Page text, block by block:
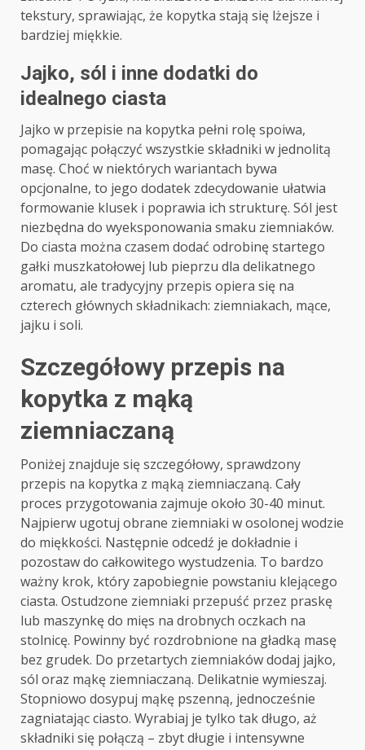
tekstury, sprawiając, że kopytka stają się lżejsze i
bardziej miękkie.
Jajko, sól i inne dodatki do
idealnego ciasta
Jajko w przepisie na kopytka pełni rolę spoiwa,
pomagając połączyć wszystkie składniki w jednolitą
masę. Choć w niektórych wariantach bywa
opcjonalne, to jego dodatek zdecydowanie ułatwia
formowanie klusek i poprawia ich strukturę. Sól jest
niezbędna do wyeksponowania smaku ziemniaków.
Do ciasta można czasem dodać odrobinę startego
gałki muszkatołowej lub pieprzu dla delikatnego
aromatu, ale tradycyjny przepis opiera się na
czterech głównych składnikach: ziemniakach, mące,
jajku i soli.
Szczegółowy przepis na
kopytka z mąką
ziemniaczaną
Poniżej znajduje się szczegółowy, sprawdzony
przepis na kopytka z mąką ziemniaczaną. Cały
proces przygotowania zajmuje około 30-40 minut.
Najpierw ugotuj obrane ziemniaki w osolonej wodzie
do miękkości. Następnie odcedź je dokładnie i
pozostaw do całkowitego wystudzenia. To bardzo
ważny krok, który zapobiegnie powstaniu klejącego
ciasta. Ostudzone ziemniaki przepuść przez praskę
lub maszynkę do mięs na drobnych oczkach na
stolnicę. Powinny być rozdrobnione na gładką masę
bez grudek. Do przetartych ziemniaków dodaj jajko,
sól oraz mąkę ziemniaczaną. Delikatnie wymieszaj.
Stopniowo dosypuj mąkę pszenną, jednocześnie
zagniatając ciasto. Wyrabiaj je tylko tak długo, aż
składniki się połączą – zbyt długie i intensywne